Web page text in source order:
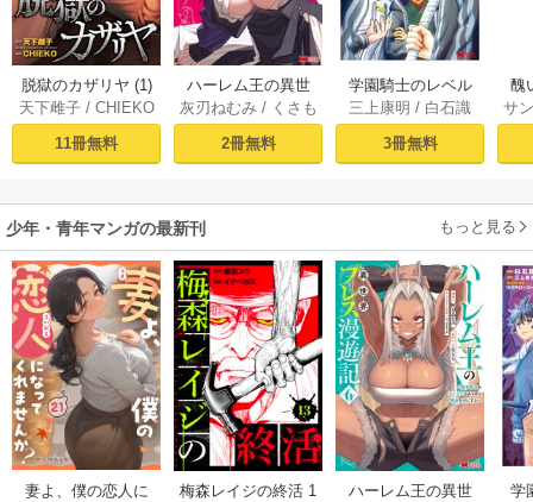
脱獄のカザリヤ (1)
天下雌子/ CHIEKO
11冊無料
ハーレム王の異世
界プレス漫遊記 ～
最強無双のおじさ
んはあらゆる種族
ミック） 1巻
灰刃ねむみ / くさも
2冊無料
学園騎士のレベル
アップ！レベル100
0超えの転生者、落
ちこぼれクラスに
（コミック） ： 1
三上康明 / 白石識
3冊無料
醜
同
サ
少年・青年マンガの最新刊 もっと見る
妻よ、僕の恋人に
梅森レイジの終活 1
ハーレム王の異世
学